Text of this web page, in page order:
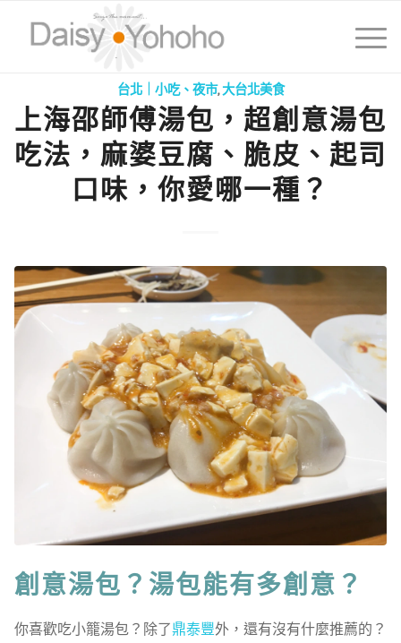
台北｜小吃、夜市,大台北美食
上海邵師傅湯包，超創意湯包
吃法，麻婆豆腐、脆皮、起司
口味，你愛哪一種？
創意湯包？湯包能有多創意？
你喜歡吃小籠湯包？除了鼎泰豐外，還有沒有什麼推薦的？